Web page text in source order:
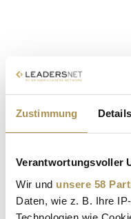
Zustimmung Details
Verantwortungsvoller
Wir und unsere 58
Daten, wie z. B. Ihre